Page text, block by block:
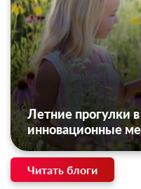
Летние прогулки
инновационные
Читать блоги